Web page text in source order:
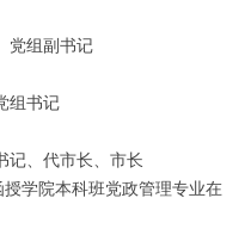
党组副书记
组书记
、代市长、市长
学院本科班党政管理专业在